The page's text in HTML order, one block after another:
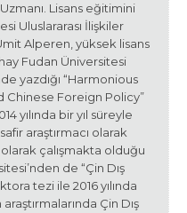
Lisans eğitimini
Uluslararası İlişkiler
Alperen, yüksek lisans
Fudan Üniversitesi
yazdığı “Harmonious
Chinese Foreign Policy”
yılında bir yıl süreyle
araştırmacı olarak
çalışmakta olduğu
de “Çin Dış
tezi ile 2016 yılında
Çin Dış